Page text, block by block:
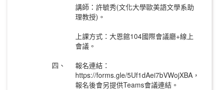
講師：許毓秀(文化大學歐美語文學系助
理教授)。
上課方式：大恩館104國際會議廳+線上
會議。
四、
報名連結：
https://forms.gle/5Uf1dAei7bVWojXBA，
報名後會另提供Teams會議連結。